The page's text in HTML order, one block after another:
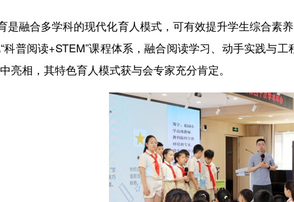
融合多学科的现代化育人模式，可有效提升学生综合素
科普阅读+STEM”课程体系，融合阅读学习、动手实践与
亮相，其特色育人模式获与会专家充分肯定。